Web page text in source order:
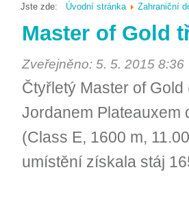
Jste zde: Úvodní stránka Zahraniční
Master of Gold
Zveřejněno: 5. 5. 2015 8:36
Čtyřletý Master of
Jordanem Plateauxem
(Class E, 1600 m,
umístění získala stáj